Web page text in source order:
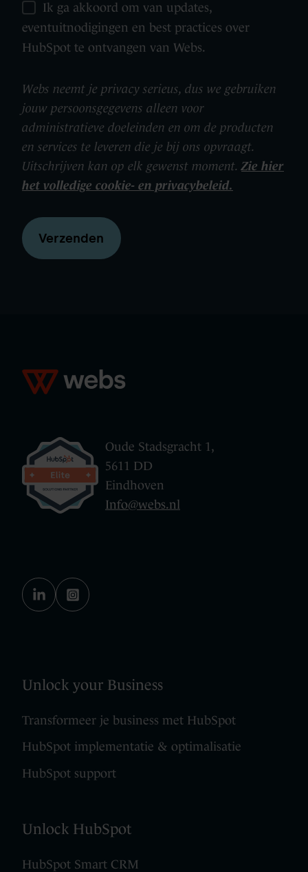
Ik ga akkoord om van updates,
eventuitnodigingen en best practices over
HubSpot te ontvangen van Webs.
Webs neemt je privacy serieus, dus we gebruiken
jouw persoonsgegevens alleen voor
administratieve doeleinden en om de producten
en services te leveren die je bij ons opvraagt.
Uitschrijven kan op elk gewenst moment.Zie hier
het volledige cookie- en privacybeleid.
Oude Stadsgracht 1,
5611 DD
Eindhoven
Info@webs.nl
Unlock your Business
Transformeer je business met HubSpot
HubSpot implementatie & optimalisatie
HubSpot support
Unlock HubSpot
HubSpot Smart CRM